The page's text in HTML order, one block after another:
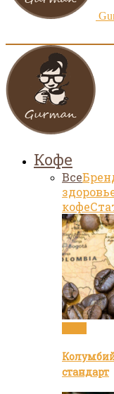
Кофе
Все
кофе
стандарт